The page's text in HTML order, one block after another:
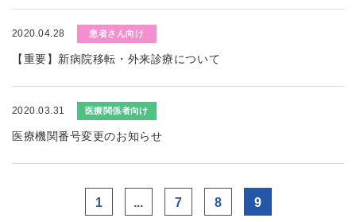
2020.04.28 患者さん向け
【重要】新病院移転・外来診療について
2020.03.31 医療関係者向け
医療機関番号変更のお知らせ
1 ... 7 8 9